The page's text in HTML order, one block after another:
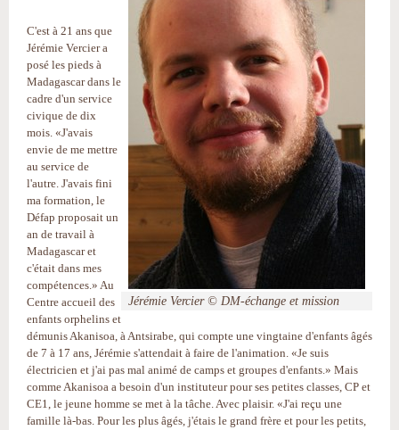
Jérémie Vercier © DM-échange et mission
C'est à 21 ans que
Jérémie Vercier a
posé les pieds à
Madagascar dans le
cadre d'un service
civique de dix
mois. «J'avais
envie de me mettre
au service de
l'autre. J'avais fini
ma formation, le
Défap proposait un
an de travail à
Madagascar et
c'était dans mes
compétences.» Au
Centre accueil des
enfants orphelins et
démunis Akanisoa, à Antsirabe, qui compte une vingtaine d'enfants âgés
de 7 à 17 ans, Jérémie s'attendait à faire de l'animation. «Je suis
électricien et j'ai pas mal animé de camps et groupes d'enfants.» Mais
comme Akanisoa a besoin d'un instituteur pour ses petites classes, CP et
CE1, le jeune homme se met à la tâche. Avec plaisir. «J'ai reçu une
famille là-bas. Pour les plus âgés, j'étais le grand frère et pour les petits,